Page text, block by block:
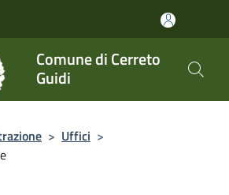
Comune di Cerreto
Guidi
> Uffici >